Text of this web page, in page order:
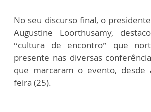
No seu discurso final, o
Augustine Loorthusamy,
“cultura de encontro” que
presente nas diversas
que marcaram o evento, desde
feira (25).